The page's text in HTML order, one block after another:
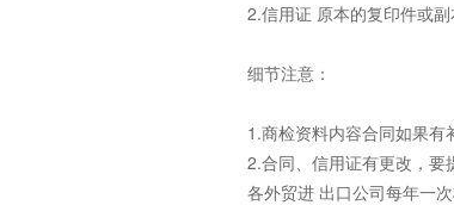
2.信用证 原本的复印件或副
细节注意：
1.商检资料内容合同如果有
2.合同、信用证有更改，要
各外贸进 出口公司每年一